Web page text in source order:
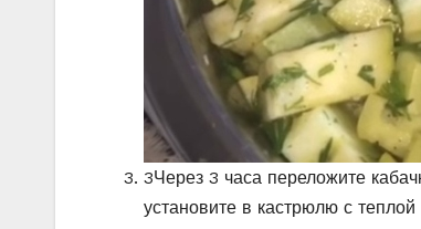
3Через 3 часа переложите
установите в кастрюлю с